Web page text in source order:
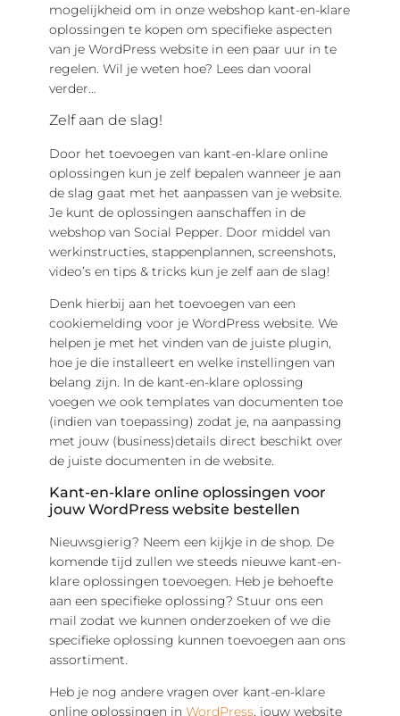
mogelijkheid om in onze webshop kant-en-klare
oplossingen te kopen om specifieke aspecten
van je WordPress website in een paar uur in te
regelen. Wil je weten hoe? Lees dan vooral
verder…
Zelf aan de slag!
Door het toevoegen van kant-en-klare online
oplossingen kun je zelf bepalen wanneer je aan
de slag gaat met het aanpassen van je website.
Je kunt de oplossingen aanschaffen in de
webshop van Social Pepper. Door middel van
werkinstructies, stappenplannen, screenshots,
video’s en tips & tricks kun je zelf aan de slag!
Denk hierbij aan het toevoegen van een
cookiemelding voor je WordPress website. We
helpen je met het vinden van de juiste plugin,
hoe je die installeert en welke instellingen van
belang zijn. In de kant-en-klare oplossing
voegen we ook templates van documenten toe
(indien van toepassing) zodat je, na aanpassing
met jouw (business)details direct beschikt over
de juiste documenten in de website.
Kant-en-klare online oplossingen voor
jouw WordPress website bestellen
Nieuwsgierig? Neem een kijkje in de shop. De
komende tijd zullen we steeds nieuwe kant-en-
klare oplossingen toevoegen. Heb je behoefte
aan een specifieke oplossing? Stuur ons een
mail zodat we kunnen onderzoeken of we die
specifieke oplossing kunnen toevoegen aan ons
assortiment.
Heb je nog andere vragen over kant-en-klare
online oplossingen in WordPress, jouw website